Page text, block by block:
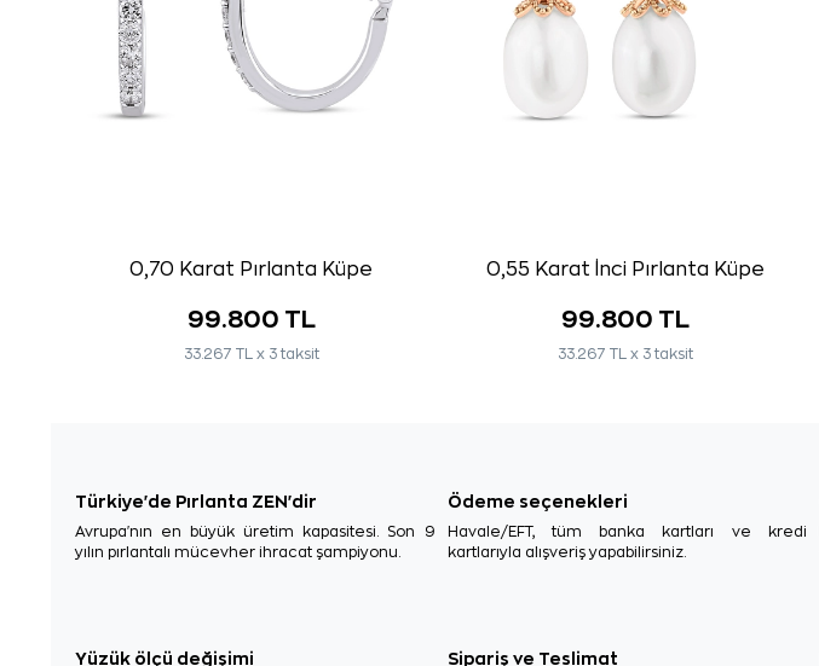
0,70 Karat Pırlanta Küpe
99.800 TL
33.267 TL x 3 taksit
0,55 Karat İnci Pırlanta Küpe
99.800 TL
33.267 TL x 3 taksit
Türkiye'de Pırlanta ZEN'dir
Avrupa'nın en büyük üretim kapasitesi. Son 9
yılın pırlantalı mücevher ihracat şampiyonu.
Ödeme seçenekleri
Havale/EFT, tüm banka kartları ve kredi
kartlarıyla alışveriş yapabilirsiniz.
Yüzük ölçü değişimi Sipariş ve Teslimat